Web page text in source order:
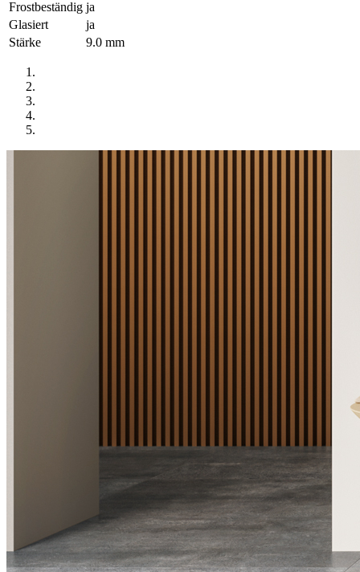
Frostbeständig ja
Glasiert
ja
Stärke
9.0 mm